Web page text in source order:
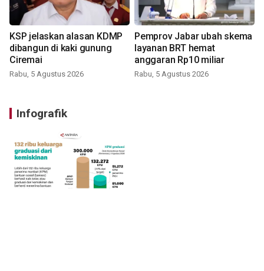
KSP jelaskan alasan KDMP
dibangun di kaki gunung
Ciremai
Rabu, 5 Agustus 2026
Pemprov Jabar ubah skema
layanan BRT hemat
anggaran Rp10 miliar
Rabu, 5 Agustus 2026
Infografik